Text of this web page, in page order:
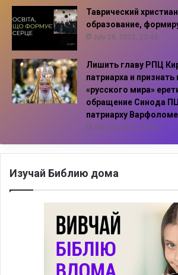
Таврический
образование,
July 29, 2022, 23:43
Лишить главу РПЦ
патриарха и
«русского мира»
обращение Синода
патриарху
July 29, 2022, 23:42
Изучай Библию дома